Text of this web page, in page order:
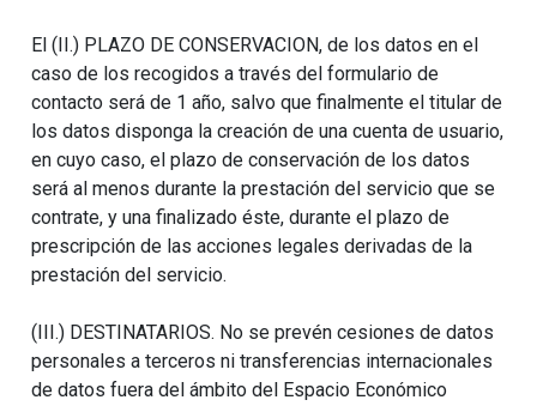
El (II.) PLAZO DE CONSERVACION, de los datos en el
caso de los recogidos a través del formulario de
contacto será de 1 año, salvo que finalmente el titular de
los datos disponga la creación de una cuenta de usuario,
en cuyo caso, el plazo de conservación de los datos
será al menos durante la prestación del servicio que se
contrate, y una finalizado éste, durante el plazo de
prescripción de las acciones legales derivadas de la
prestación del servicio.
(III.) DESTINATARIOS. No se prevén cesiones de datos
personales a terceros ni transferencias internacionales
de datos fuera del ámbito del Espacio Económico